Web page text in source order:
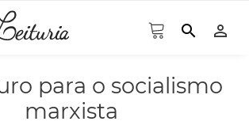
search person_outline
para o socialismo
marxista